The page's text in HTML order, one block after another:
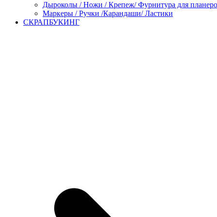
Дыроколы / Ножи / Крепеж/ Фурнитура для
Маркеры / Ручки /Карандаши/ Ластики
СКРАПБУКИНГ